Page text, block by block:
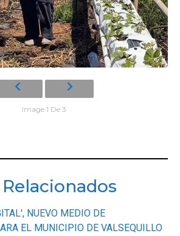
Image 1 De 3
NUEVO MEDIO DE
EL MUNICIPIO DE VALSEQUILLO